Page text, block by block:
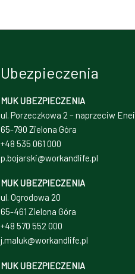
Ubezpieczenia
MUK UBEZPIECZENIA
ul. Porzeczkowa 2 – naprzeciw Enei
65-790 Zielona Góra
+48 535 061 000
p.bojarski@workandlife.pl
MUK UBEZPIECZENIA
ul. Ogrodowa 20
65-461 Zielona Góra
+48 570 552 000
j.maluk@workandlife.pl
MUK UBEZPIECZENIA